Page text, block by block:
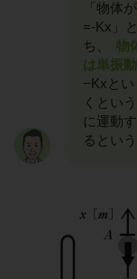
「物体
=-Kx」
ち、
物
は単振
−Kxと
くとい
に運動
るとい